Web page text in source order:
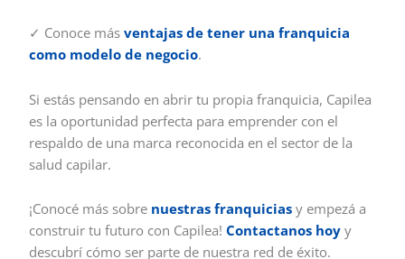
✓ Conoce másventajas de tener una franquicia
como modelo de negocio.
Si estás pensando en abrir tu propia franquicia, Capilea
es la oportunidad perfecta para emprender con el
respaldo de una marca reconocida en el sector de la
salud capilar.
¡Conocé más sobre nuestras franquicias y empezá a
construir tu futuro con Capilea!Contactanos hoy y
descubrí cómo ser parte de nuestra red de éxito.